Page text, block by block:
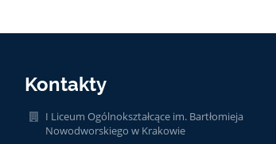
Kontakty
I Liceum Ogólnokształcące im. Bartłomieja
Nowodworskiego w Krakowie